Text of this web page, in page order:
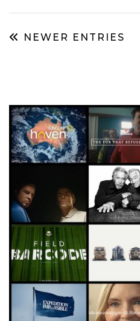
PREVISIONI/SCENARI
NORMATIVE
CASE HISTORY
OPINIONI
NEWER ENTRIES